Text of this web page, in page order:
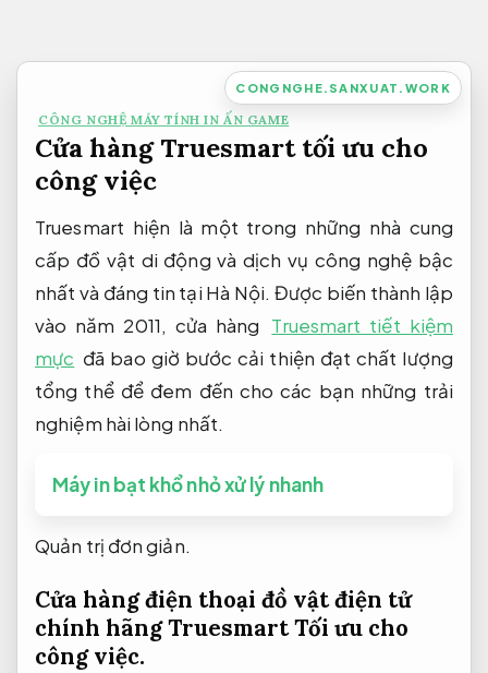
dung
CONGNGHE.SANXUAT.WORK
CÔNG NGHỆ MÁY TÍNH IN ẤN GAME
Cửa hàng Truesmart tối ưu cho
công việc
Truesmart hiện là một trong những nhà cung
cấp đồ vật di động và dịch vụ công nghệ bậc
nhất và đáng tin tại Hà Nội. Được biến thành lập
vào năm 2011, cửa hàng Truesmart tiết kiệm
mực đã bao giờ bước cải thiện đạt chất lượng
tổng thể để đem đến cho các bạn những trải
nghiệm hài lòng nhất.
Máy in bạt khổ nhỏ xử lý nhanh
Quản trị đơn giản.
Cửa hàng điện thoại đồ vật điện tử
chính hãng TruesmartTối ưu cho
công việc.